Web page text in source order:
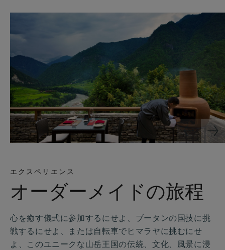
エクスペリエンス
オーダーメイドの旅程
心を癒す儀式に参加するにせよ、ブータンの国技に挑
戦するにせよ、または自転車でヒマラヤに挑むにせ
よ、このユニークな山岳王国の伝統、文化、風景に浸